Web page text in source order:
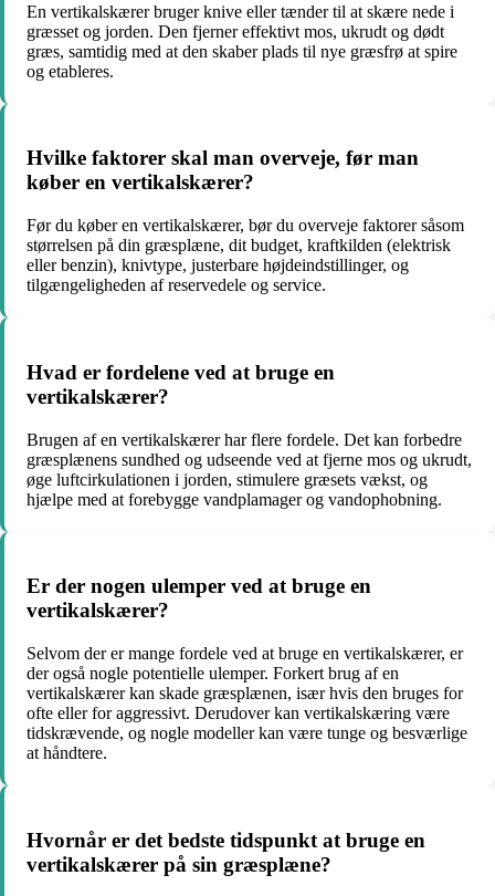
En vertikalskærer bruger knive eller tænder til at skære nede i
græsset og jorden. Den fjerner effektivt mos, ukrudt og dødt
græs, samtidig med at den skaber plads til nye græsfrø at spire
og etableres.
Hvilke faktorer skal man overveje, før man
køber en vertikalskærer?
Før du køber en vertikalskærer, bør du overveje faktorer såsom
størrelsen på din græsplæne, dit budget, kraftkilden (elektrisk
eller benzin), knivtype, justerbare højdeindstillinger, og
tilgængeligheden af reservedele og service.
Hvad er fordelene ved at bruge en
vertikalskærer?
Brugen af en vertikalskærer har flere fordele. Det kan forbedre
græsplænens sundhed og udseende ved at fjerne mos og ukrudt,
øge luftcirkulationen i jorden, stimulere græsets vækst, og
hjælpe med at forebygge vandplamager og vandophobning.
Er der nogen ulemper ved at bruge en
vertikalskærer?
Selvom der er mange fordele ved at bruge en vertikalskærer, er
der også nogle potentielle ulemper. Forkert brug af en
vertikalskærer kan skade græsplænen, især hvis den bruges for
ofte eller for aggressivt. Derudover kan vertikalskæring være
tidskrævende, og nogle modeller kan være tunge og besværlige
at håndtere.
Hvornår er det bedste tidspunkt at bruge en
vertikalskærer på sin græsplæne?